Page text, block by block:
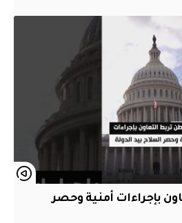
بإجراءات أمنية وحصر